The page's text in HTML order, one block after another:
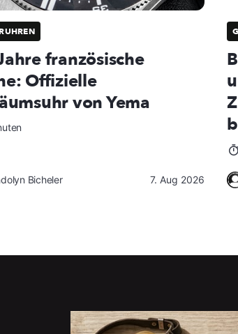
französische
Offizielle
von Yema
Bicheler 7. Aug 2026